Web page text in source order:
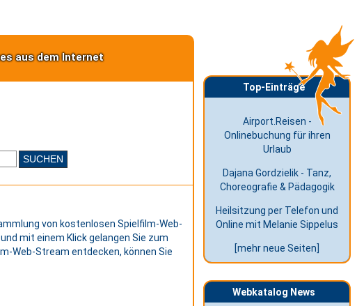
aus dem Internet
von kostenlosen Spielfilm-Web-
mit einem Klick gelangen Sie zum
Web-Stream entdecken, können Sie
Top-Einträge
Airport.Reisen -
Onlinebuchung für ihren
Urlaub
Dajana Gordzielik - Tanz,
Choreografie & Pädagogik
Heilsitzung per Telefon und
Online mit Melanie Sippelus
[mehr neue Seiten]
Webkatalog News